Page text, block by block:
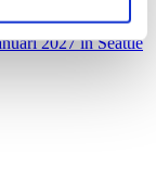
2027 in Seattle